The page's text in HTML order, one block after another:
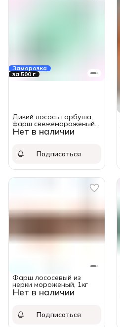
Заморозка
за 500 г
Нет в наличии
Дикий лосось горбуша,
фарш свежемороженый
«Укинский Лиман», 500 г
Подписаться
Нет в наличии
Фарш лососевый из
нерки мороженый, 1кг
Подписаться